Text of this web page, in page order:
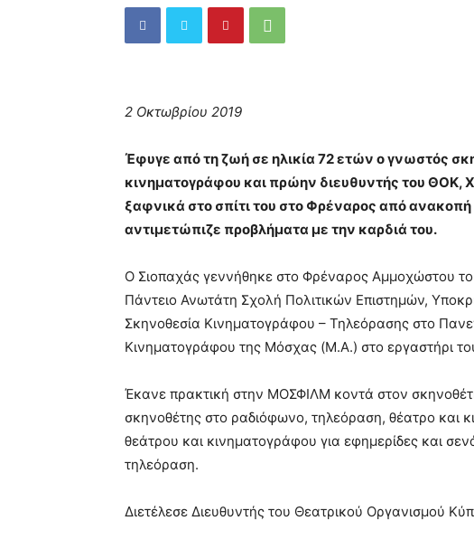
2 Οκτωβρίου 2019
Έφυγε από τη ζωή σε ηλικία 72 ετών ο γνωστός
κινηματογράφου και πρώην διευθυντής του ΘΟΚ,
ξαφνικά στο σπίτι του στο Φρέναρος από ανακοπή
αντιμετώπιζε προβλήματα με την καρδιά του.
Ο Σιοπαχάς γεννήθηκε στο Φρέναρος Αμμοχώστου το
Πάντειο Ανωτάτη Σχολή Πολιτικών Επιστημών,
Σκηνοθεσία Κινηματογράφου – Τηλεόρασης στο
Κινηματογράφου της Μόσχας (M.A.) στο εργαστήρι
Έκανε πρακτική στην ΜΟΣΦΙΛΜ κοντά στον
σκηνοθέτης στο ραδιόφωνο, τηλεόραση, θέατρο και
θεάτρου και κινηματογράφου για εφημερίδες και
τηλεόραση.
Διετέλεσε Διευθυντής του Θεατρικού Οργανισμού